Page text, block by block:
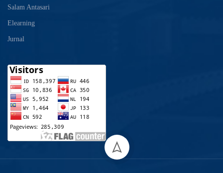
Salam Antasari
Elearning
Jurnal